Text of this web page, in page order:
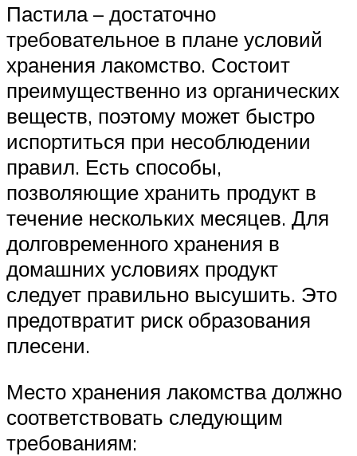
Пастила – достаточно
требовательное в плане условий
хранения лакомство. Состоит
преимущественно из органических
веществ, поэтому может быстро
испортиться при несоблюдении
правил. Есть способы,
позволяющие хранить продукт в
течение нескольких месяцев. Для
долговременного хранения в
домашних условиях продукт
следует правильно высушить. Это
предотвратит риск образования
плесени.
Место хранения лакомства должно
соответствовать следующим
требованиям: